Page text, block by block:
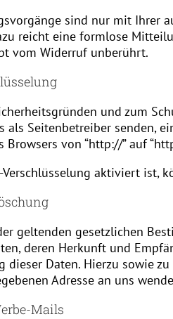
sind nur mit Ihrer
reicht eine formlose
vom Widerruf unberührt.
und zum
als Seitenbetreiber senden,
Browsers von “http://” auf
Verschlüsselung aktiviert
geltenden gesetzlichen
deren Herkunft und
dieser Daten. Hierzu sowie
Adresse an uns
Mails